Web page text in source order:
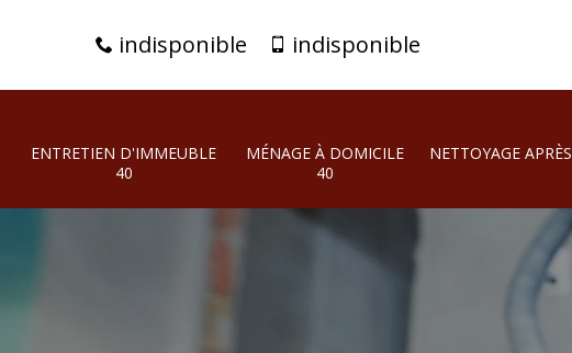
indisponible indisponible
ENTRETIEN D'IMMEUBLE
40
MÉNAGE À DOMICILE
40
NETTOYAGE